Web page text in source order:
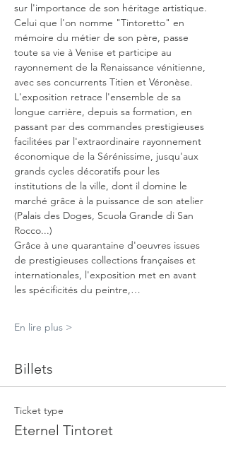
sur l'importance de son héritage artistique.
Celui que l'on nomme "Tintoretto" en
mémoire du métier de son père, passe
toute sa vie à Venise et participe au
rayonnement de la Renaissance vénitienne,
avec ses concurrents Titien et Véronèse.
L'exposition retrace l'ensemble de sa
longue carrière, depuis sa formation, en
passant par des commandes prestigieuses
facilitées par l'extraordinaire rayonnement
économique de la Sérénissime, jusqu'aux
grands cycles décoratifs pour les
institutions de la ville, dont il domine le
marché grâce à la puissance de son atelier
(Palais des Doges, Scuola Grande di San
Rocco...)
Grâce à une quarantaine d'oeuvres issues
de prestigieuses collections françaises et
internationales, l'exposition met en avant
les spécificités du peintre,…
En lire plus >
Billets
Ticket type
Eternel Tintoret